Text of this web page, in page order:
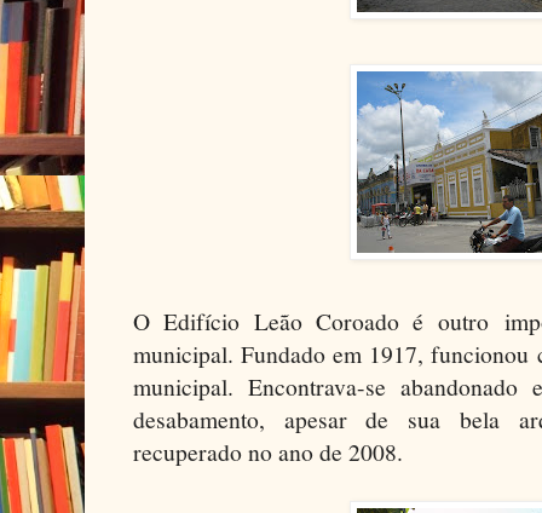
O Edifício Leão Coroado é outro
municipal. Fundado em 1917, funcionou
municipal. Encontrava-se
desabamento, apesar de sua bela
recuperado no ano de 2008.